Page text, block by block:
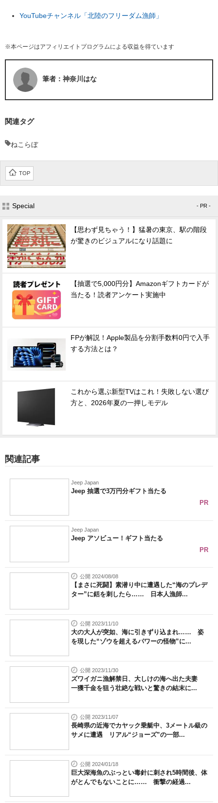
YouTubeチャンネル「北陸のフリーダム漁師」
※本ページはアフィリエイトプログラムによる収益を得ています
筆者：神奈川はな
関連タグ
ねこらぼ
TOP
Special - PR -
【思わず見ちゃう！】猛暑の東京、駅の階段
が驚きのビジュアルになり話題に
【抽選で5,000円分】Amazonギフトカードが
当たる！読者アンケート実施中
FPが解説！Apple製品を分割手数料0円で入手
する方法とは？
これから選ぶ新型TVはこれ！失敗しない選び
方と、2026年夏の一押しモデル
関連記事
Jeep Japan
Jeep 抽選で3万円分ギフト当たる
PR
Jeep Japan
Jeep アソビュー！ギフト当たる
PR
公開 2024/08/08
【まさに死闘】素潜り中に遭遇した“海のプレデ
ター”に銛を刺したら…… 日本人漁師...
公開 2023/11/10
大の大人が突如、海に引きずり込まれ…… 姿
を現した“ゾウを超えるパワーの怪物”に...
公開 2023/11/30
ズワイガニ漁解禁日、大しけの海へ出た夫妻
一獲千金を狙う壮絶な戦いと驚きの結末に...
公開 2023/11/07
長崎県の近海でカヤック乗艇中、3メートル級の
サメに遭遇 リアル“ジョーズ”の一部...
公開 2024/01/18
巨大深海魚のぶっとい毒針に刺され5時間後、体
がとんでもないことに…… 衝撃の経過...